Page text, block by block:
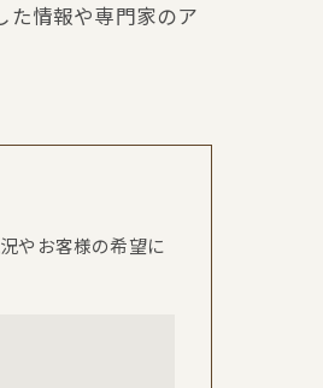
た情報や専門家のア
やお客様の希望に